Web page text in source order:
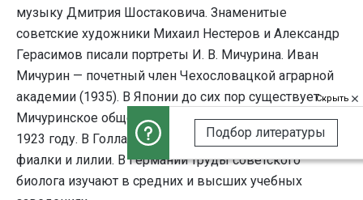
музыку Дмитрия Шостаковича. Знаменитые
советские художники Михаил Нестеров и Александр
Герасимов писали портреты И. В. Мичурина. Иван
Мичурин — почетный член Чехословацкой аграрной
академии (1935). В Японии до сих пор существует
Мичуринское общество, которое организовано в
1923 году. В Голландии очень ценят его луковичные
фиалки и лилии. В Германии труды советского
биолога изучают в средних и высших учебных
Скрыть
Подбор литературы